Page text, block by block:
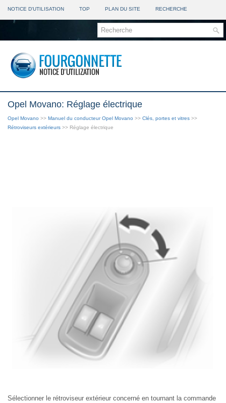
NOTICE D'UTILISATION TOP PLAN DU SITE RECHERCHE
Opel Movano: Réglage électrique
Opel Movano >> Manuel du conducteur Opel Movano >> Clés, portes et vitres >>
Rétroviseurs extérieurs >> Réglage électrique
Sélectionner le rétroviseur extérieur concerné en tournant la commande